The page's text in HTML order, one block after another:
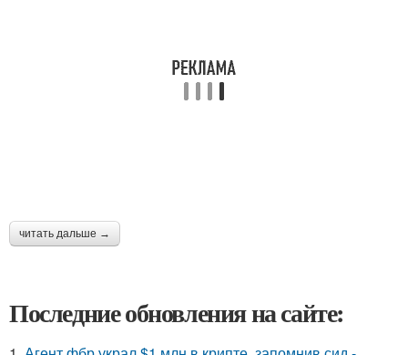
читать дальше →
Последние обновления на сайте: